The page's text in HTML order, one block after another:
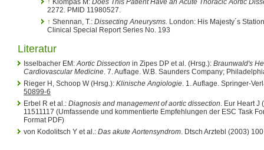
↑ Klompas M: Does This Patient Have an Acute Thoracic Aortic
2272. PMID 11980527.
↑ Shennan, T.: Dissecting Aneurysms. London: His Majesty´s
Clinical Special Report Series No. 193
Literatur
Isselbacher EM:Aortic Dissection in Zipes DP et al. (Hrsg.): Braunwald's
Cardiovascular Medicine. 7. Auflage. W.B. Saunders Company;
Rieger H, Schoop W (Hrsg.): Klinische Angiologie. 1. Auflage. Springer-
50899-6
Erbel R et al.: Diagnosis and management of aortic dissection. Eur Heart J
11511117 (Umfassende und kommentierte Empfehlungen der ESC Task
Format PDF)
von Kodolitsch Y et al.: Das akute Aortensyndrom. Dtsch Arztebl (2003)